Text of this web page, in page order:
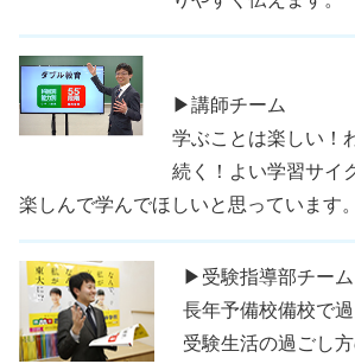
▶講師チーム
学ぶことは楽しい
続く！よい学習サイ
楽しんで学んでほしいと思っています。
▶受験指導部チーム
長年予備校備校で過
受験生活の過ごし